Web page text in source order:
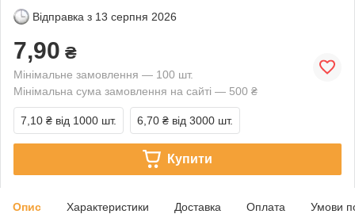
Відправка з 13 серпня 2026
7,90 ₴
Мінімальне замовлення — 100 шт.
Мінімальна сума замовлення на сайті — 500 ₴
7,10 ₴ від 1000 шт. 6,70 ₴ від 3000 шт.
Купити
Опис Характеристики Доставка Оплата Умови